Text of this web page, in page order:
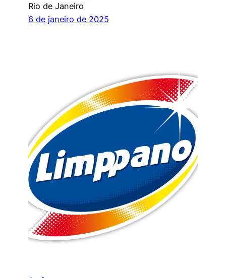
Rio de Janeiro
6 de janeiro de 2025